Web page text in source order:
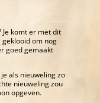
komt er met dit
om nog
goed gemaakt
als nieuweling zo
nieuweling zou
opgeven.